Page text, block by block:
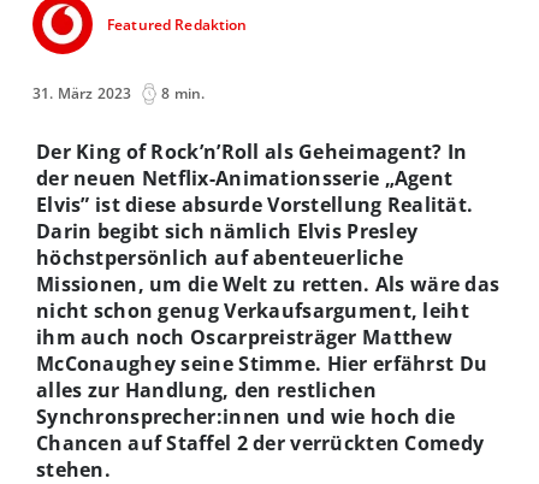
Featured Redaktion
31. März 2023 8 min.
Der King of Rock’n’Roll als Geheimagent? In
der neuen Netflix-Animationsserie „Agent
Elvis” ist diese absurde Vorstellung Realität.
Darin begibt sich nämlich Elvis Presley
höchstpersönlich auf abenteuerliche
Missionen, um die Welt zu retten. Als wäre das
nicht schon genug Verkaufsargument, leiht
ihm auch noch Oscarpreisträger Matthew
McConaughey seine Stimme. Hier erfährst Du
alles zur Handlung, den restlichen
Synchronsprecher:innen und wie hoch die
Chancen auf Staffel 2 der verrückten Comedy
stehen.